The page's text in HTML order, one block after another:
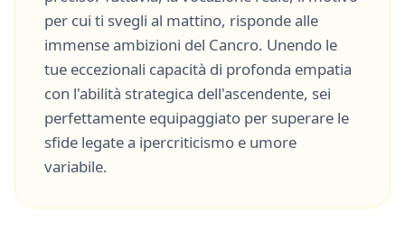
per cui ti svegli al mattino, risponde alle
immense ambizioni del Cancro. Unendo le
tue eccezionali capacità di profonda empatia
con l'abilità strategica dell'ascendente, sei
perfettamente equipaggiato per superare le
sfide legate a ipercriticismo e umore
variabile.